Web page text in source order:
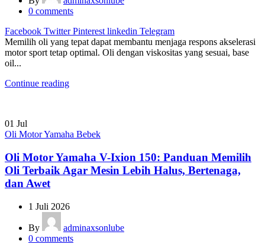
0 comments
Facebook Twitter Pinterest linkedin Telegram
Memilih oli yang tepat dapat membantu menjaga respons akselerasi
motor sport tetap optimal. Oli dengan viskositas yang sesuai, base
oil...
Continue reading
01 Jul
Oli Motor Yamaha Bebek
Oli Motor Yamaha V-Ixion 150: Panduan Memilih
Oli Terbaik Agar Mesin Lebih Halus, Bertenaga,
dan Awet
1 Juli 2026
By
adminaxsonlube
0 comments